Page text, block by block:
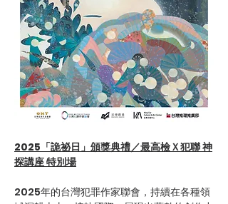
2025「詭祕日」頒獎典禮／最高檢Ｘ犯聯 神
探講座 特別場
2025年的台灣犯罪作家聯會，持續在各種領